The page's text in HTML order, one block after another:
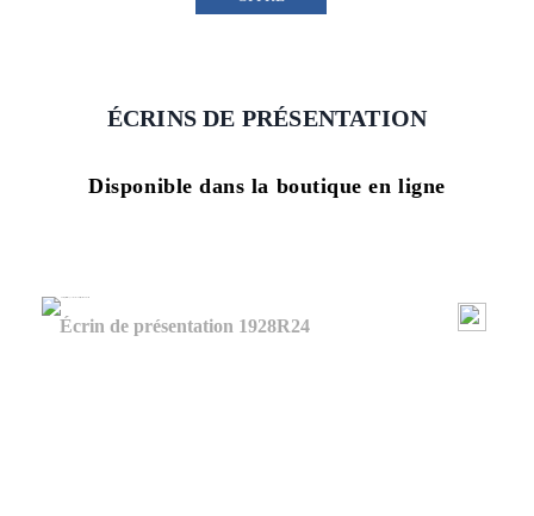
ÉCRINS DE PRÉSENTATION
Disponible dans la boutique en ligne
Écrin de présentation 1928R24